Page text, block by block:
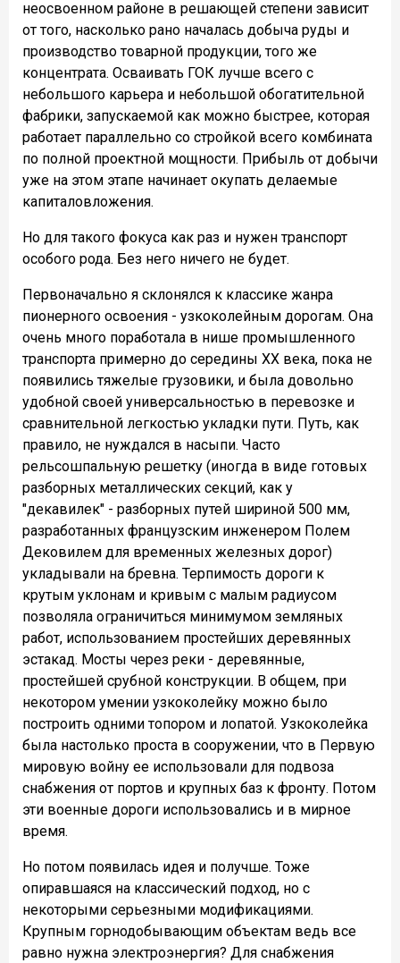
неосвоенном районе в решающей степени зависит
от того, насколько рано началась добыча руды и
производство товарной продукции, того же
концентрата. Осваивать ГОК лучше всего с
небольшого карьера и небольшой обогатительной
фабрики, запускаемой как можно быстрее, которая
работает параллельно со стройкой всего комбината
по полной проектной мощности. Прибыль от добычи
уже на этом этапе начинает окупать делаемые
капиталовложения.
Но для такого фокуса как раз и нужен транспорт
особого рода. Без него ничего не будет.
Первоначально я склонялся к классике жанра
пионерного освоения - узкоколейным дорогам. Она
очень много поработала в нише промышленного
транспорта примерно до середины ХХ века, пока не
появились тяжелые грузовики, и была довольно
удобной своей универсальностью в перевозке и
сравнительной легкостью укладки пути. Путь, как
правило, не нуждался в насыпи. Часто
рельсошпальную решетку (иногда в виде готовых
разборных металлических секций, как у
"декавилек" - разборных путей шириной 500 мм,
разработанных французским инженером Полем
Дековилем для временных железных дорог)
укладывали на бревна. Терпимость дороги к
крутым уклонам и кривым с малым радиусом
позволяла ограничиться минимумом земляных
работ, использованием простейших деревянных
эстакад. Мосты через реки - деревянные,
простейшей срубной конструкции. В общем, при
некотором умении узкоколейку можно было
построить одними топором и лопатой. Узкоколейка
была настолько проста в сооружении, что в Первую
мировую войну ее использовали для подвоза
снабжения от портов и крупных баз к фронту. Потом
эти военные дороги использовались и в мирное
время.
Но потом появилась идея и получше. Тоже
опиравшаяся на классический подход, но с
некоторыми серьезными модификациями.
Крупным горнодобывающим объектам ведь все
равно нужна электроэнергия? Для снабжения